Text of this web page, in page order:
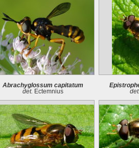
Abrachyglossum capitatum
det. Ectemnius
det.